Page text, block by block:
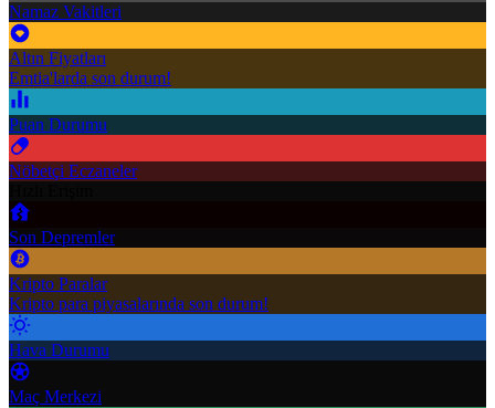
Namaz Vakitleri
Altın Fiyatları
Emtia'larda son durum!
Puan Durumu
Nöbetçi Eczaneler
Son Depremler
Kripto Paralar
Kripto para piyasalarında son durum!
Hava Durumu
Maç Merkezi